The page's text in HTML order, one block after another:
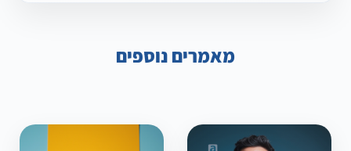
מאמרים נוספים